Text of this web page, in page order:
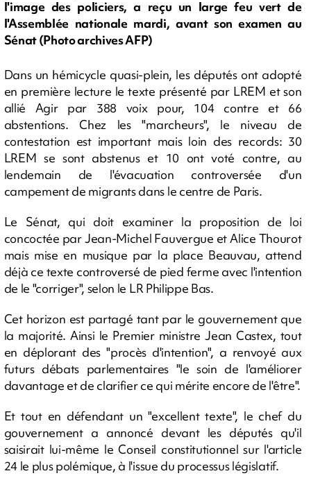
l'image des policiers, a reçu un large feu vert de
l'Assemblée nationale mardi, avant son examen au
Sénat (Photo archives AFP)
Dans un hémicycle quasi-plein, les députés ont adopté
en première lecture le texte présenté par LREM et son
allié Agir par 388 voix pour, 104 contre et 66
abstentions. Chez les "marcheurs", le niveau de
contestation est important mais loin des records: 30
LREM se sont abstenus et 10 ont voté contre, au
lendemain de l'évacuation controversée d'un
campement de migrants dans le centre de Paris.
Le Sénat, qui doit examiner la proposition de loi
concoctée par Jean-Michel Fauvergue et Alice Thourot
mais mise en musique par la place Beauvau, attend
déjà ce texte controversé de pied ferme avec l'intention
de le "corriger", selon le LR Philippe Bas.
Cet horizon est partagé tant par le gouvernement que
la majorité. Ainsi le Premier ministre Jean Castex, tout
en déplorant des "procès d'intention", a renvoyé aux
futurs débats parlementaires "le soin de l'améliorer
davantage et de clarifier ce qui mérite encore de l'être".
Et tout en défendant un "excellent texte", le chef du
gouvernement a annoncé devant les députés qu'il
saisirait lui-même le Conseil constitutionnel sur l'article
24 le plus polémique, à l'issue du processus législatif.